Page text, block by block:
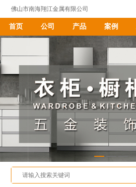
佛山市南海翔江金属有限公司
首页 公司 产品 案例